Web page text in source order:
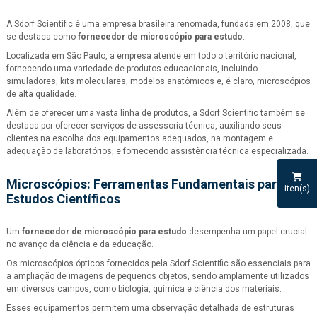
iten(s)
A Sdorf Scientific é uma empresa brasileira renomada, fundada em 2008, que
se destaca como fornecedor de microscópio para estudo.
Localizada em São Paulo, a empresa atende em todo o território nacional,
fornecendo uma variedade de produtos educacionais, incluindo
simuladores, kits moleculares, modelos anatômicos e, é claro, microscópios
de alta qualidade.
Além de oferecer uma vasta linha de produtos, a Sdorf Scientific também se
destaca por oferecer serviços de assessoria técnica, auxiliando seus
clientes na escolha dos equipamentos adequados, na montagem e
adequação de laboratórios, e fornecendo assistência técnica especializada.
Microscópios: Ferramentas Fundamentais para
Estudos Científicos
Um fornecedor de microscópio para estudo desempenha um papel crucial
no avanço da ciência e da educação.
Os microscópios ópticos fornecidos pela Sdorf Scientific são essenciais para
a ampliação de imagens de pequenos objetos, sendo amplamente utilizados
em diversos campos, como biologia, química e ciência dos materiais.
Esses equipamentos permitem uma observação detalhada de estruturas